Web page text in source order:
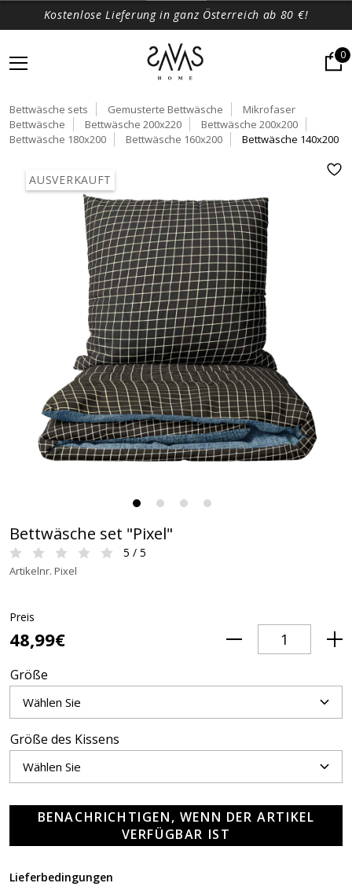
Kostenlose Lieferung in ganz Österreich ab 80 €!
0
Bettwäsche sets Gemusterte Bettwäsche
Mikrofaser
Bettwäsche
Bettwäsche 200x220
Bettwäsche 200x200
Bettwäsche 180x200
Bettwäsche 160x200 Bettwäsche 140x200
AUSVERKAUFT
Bettwäsche set "Pixel"
5 / 5
Artikelnr. Pixel
Preis
48,99€
Größe
Größe des Kissens
BENACHRICHTIGEN, WENN DER ARTIKEL
VERFÜGBAR IST
Lieferbedingungen